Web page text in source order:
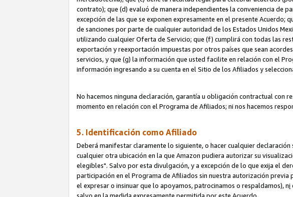
contrato); que (d) evaluó de manera independientesla conveniencia de
excepción de las que se exponen expresamente en el presente
de sanciones por parte de cualquier autoridad de los Estados Unidos
utilizando cualquier Oferta de Servicio; que (f) cumplirá con todas las
exportación y reexportación impuestas por otros países que sean
servicios, y que (g) la información que usted facilite en relación con el
información ingresando a su cuenta en el Sitio de los Afiliados y
No hacemos ninguna declaración, garantía u obligación contractual con
momento en relación con el Programa de Afiliados; ni nos hacemos
5. Identificación como Afiliado
Deberá manifestar claramente lo siguiente, o hacer cualquier
cualquier otra ubicación en la que Amazon pudiera autorizar su
elegibles". Salvo por esta divulgación, y a excepción de lo que exija el
participación en el Programa de Afiliados sin nuestra autorización
el expresar o insinuar que lo apoyamos, patrocinamos o respaldamos), ni
salvo en la medida expresamente permitida por este Acuerdo.